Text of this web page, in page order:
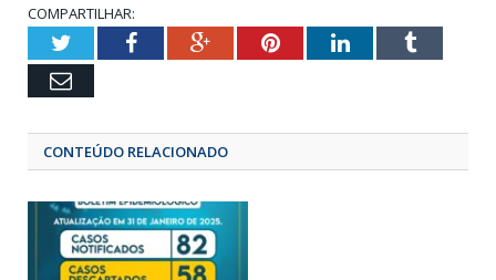
COMPARTILHAR:
TwitterFacebookGoogle+Pinterest
LinkedIn
Email
CONTEÚDO RELACIONADO